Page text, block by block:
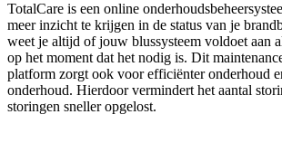
TotalCare is een online
meer inzicht te krijgen in de status van je
weet je altijd of jouw blussysteem voldoet aan
op het moment dat het nodig is. Dit
platform zorgt ook voor efficiënter onderhoud
onderhoud. Hierdoor vermindert het aantal
storingen sneller opgelost.